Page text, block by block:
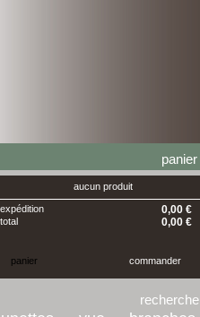
panier
aucun produit
expédition 0,00 €
total 0,00 €
panier commander
recherche